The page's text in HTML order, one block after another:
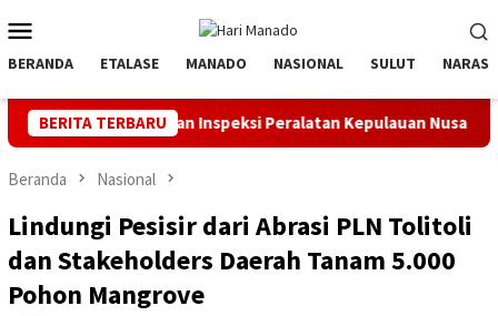
ke
kontenMobile
BERANDA ETALASE MANADO NASIONAL SULUT NARASI
BERITA TERBARU
dan Inspeksi Peralatan Kepulauan Nusa Utara PLN
Beranda Nasional
Lindungi Pesisir dari Abrasi PLN Tolitoli
dan Stakeholders Daerah Tanam 5.000
Pohon Mangrove